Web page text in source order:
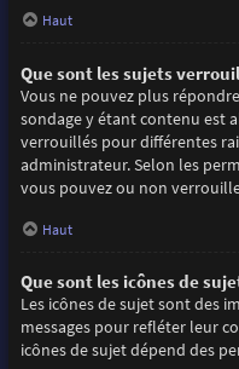
Haut
Que sont les sujets
Vous ne pouvez plus
sondage y étant contenu est
verrouillés pour différentes
administrateur. Selon les
vous pouvez ou non
Haut
Que sont les icônes de
Les icônes de sujet sont des
messages pour refléter leur
icônes de sujet dépend des